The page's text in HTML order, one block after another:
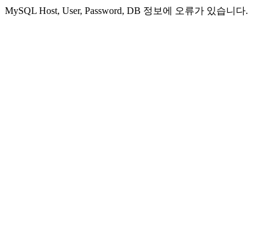
MySQL Host, User, Password, DB 정보에 오류가 있습니다.